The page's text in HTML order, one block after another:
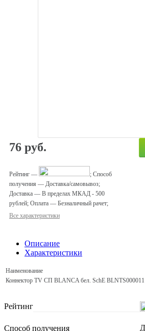
76 руб.
Рейтинг — ; Способ
получения — Доставка/самовывоз;
Доставка — В пределах МКАД - 500
рублей; Оплата — Безналичный рачет;
Все характеристики
Описание
Характеристики
Наименование
Коннектор TV СП BLANCA бел. SchE BLNTS000011
Рейтинг
Способ получения